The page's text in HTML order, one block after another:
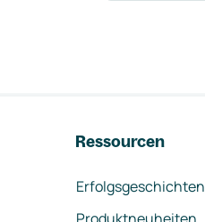
Ressourcen
Erfolgsgeschichten